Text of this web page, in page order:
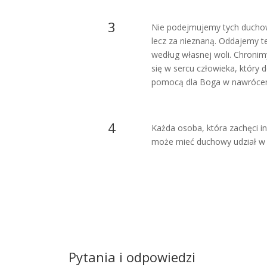
3
Nie podejmujemy tych
lecz za nieznaną. Oddajemy
według własnej woli.
się w sercu człowieka, który
pomocą dla Boga w
4
Każda osoba, która zachęci
może mieć duchowy udział
Pytania i odpowiedzi